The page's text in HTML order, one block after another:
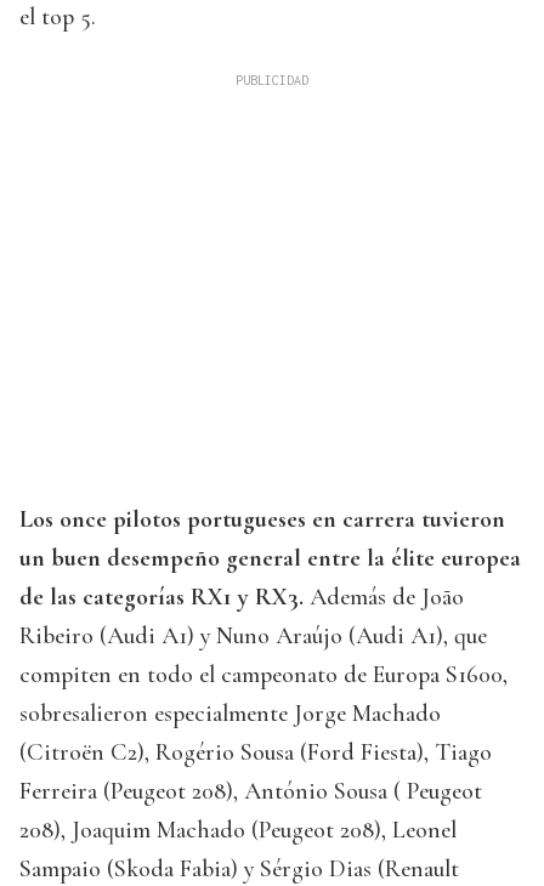
el top 5.
Los once pilotos portugueses en carrera tuvieron
un buen desempeño general entre la élite europea
de las categorías RX1 y RX3. Además de João
Ribeiro (Audi A1) y Nuno Araújo (Audi A1), que
compiten en todo el campeonato de Europa S1600,
sobresalieron especialmente Jorge Machado
(Citroën C2), Rogério Sousa (Ford Fiesta), Tiago
Ferreira (Peugeot 208), António Sousa ( Peugeot
208), Joaquim Machado (Peugeot 208), Leonel
Sampaio (Skoda Fabia) y Sérgio Dias (Renault